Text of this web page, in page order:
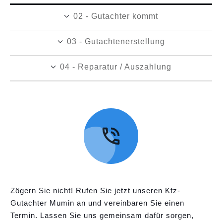
02 - Gutachter kommt
03 - Gutachtenerstellung
04 - Reparatur / Auszahlung
Zögern Sie nicht! Rufen Sie jetzt unseren Kfz-
Gutachter Mumin an und vereinbaren Sie einen
Termin. Lassen Sie uns gemeinsam dafür sorgen,